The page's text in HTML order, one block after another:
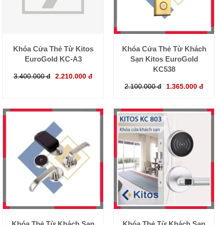
Khóa Cửa Thẻ Từ Kitos
EuroGold KC-A3
3.400.000 đ 2.210.000 đ
Khóa Cửa Thẻ Từ Khách
Sạn Kitos EuroGold
KC538
2.100.000 đ 1.365.000 đ